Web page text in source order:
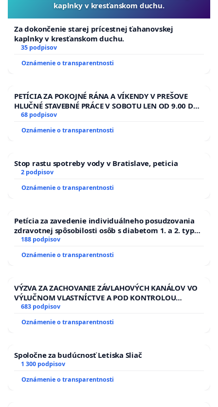
v skutočnosti takéto schémy schvaľuje extrémne
rýchlo, rádovo v dňoch.
Tolerancia kontaktov na organizovaný zločin
a správanie sexuálneho predátora
s ľuďmi neskôr odsúdenými za členstvo
v organizovanej zločineckej skupine. V Európskej
únii nie je jediný iný ústavný činiteľ, ktorý by bol
o niečo, čo by vo väčšine krajín EÚ bolo považované
Neplnenie predvolebných a povolebných sľubov
Vláda od volieb nezrealizovala ani tie predvolebné
sľuby, ktoré sú technicky málo náročné, napríklad
tisíc podpisov. Ak sa to podarí a Igor Matovič
napriek tomu neodstúpi, táto iniciatíva sa zmení na
iniciatívu za predčasné voľby. A to s riadnym
kaplnky v kresťanskom duchu.
Za dokončenie starej prícestnej ťahanovskej
kaplnky v kresťanskom duchu.
35 podpisov
Oznámenie o transparentnosti
PETÍCIA ZA POKOJNÉ RÁNA A VÍKENDY V PREŠOVE
HLUČNÉ STAVEBNÉ PRÁCE V SOBOTU LEN OD 9.00 DO
13.00 HOD., CEZ PRACOVNÝ TÝŽDEŇ CIEĽ 8.00 – 18.00
HOD. A PRAVIDELNÁ KONTROLA STAVBY C-AREA NA
ĎUMBIERSKEJ/MAGU
68 podpisov
Oznámenie o transparentnosti
Stop rastu spotreby vody v Bratislave, peticia
2 podpisov
Oznámenie o transparentnosti
Petícia za zavedenie individuálneho posudzovania
zdravotnej spôsobilosti osôb s diabetom 1. a 2. typu
pri prijímaní do Policajného zboru SR
188 podpisov
Oznámenie o transparentnosti
VÝZVA ZA ZACHOVANIE ZÁVLAHOVÝCH KANÁLOV VO
VÝLUČNOM VLASTNÍCTVE A POD KONTROLOU
SLOVENSKEJ REPUBLIKY & žiadosť na riešenie
zanedbaného stavu závlahových a odvodňovacích
kanálov na Slovensku
683 podpisov
Oznámenie o transparentnosti
Spoločne za budúcnosť Letiska Sliač
1 300 podpisov
Oznámenie o transparentnosti